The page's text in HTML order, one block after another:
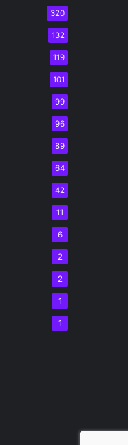
320
132
119
101
99
96
89
64
42
11
6
2
2
1
1